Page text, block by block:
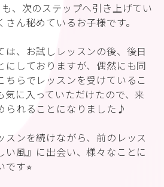
、次のステップへ引き上げてい
ん秘めているお子様です。
は、お試しレッスンの後、後日
にしておりますが、偶然にも同
ちらでレッスンを受けているこ
気に入っていただけたので、来
られることになりました♪
スンを続けながら、前のレッス
い風』に出会い、様々なことに
す⭐︎